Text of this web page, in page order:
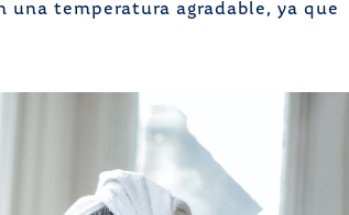
una temperatura agradable, ya que